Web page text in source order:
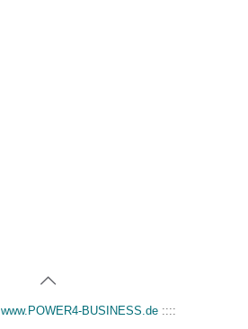
www.POWER4-BUSINESS.de ::::